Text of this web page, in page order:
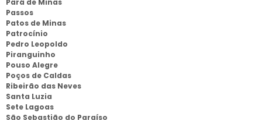
Pará de Minas
Passos
Patos de Minas
Patrocínio
Pedro Leopoldo
Piranguinho
Pouso Alegre
Poços de Caldas
Ribeirão das Neves
Santa Luzia
Sete Lagoas
São Sebastião do Paraíso